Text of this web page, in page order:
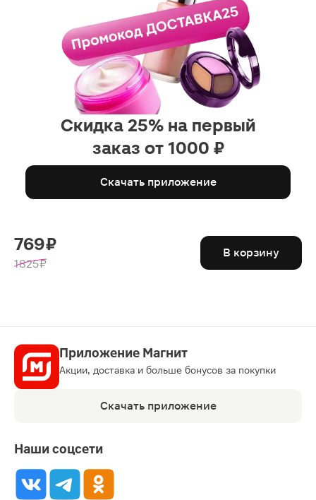
Скидка 25% на первый
заказ от 1000 ₽
Скачать приложение
769 ₽
1825 ₽
В корзину
Приложение Магнит
Акции, доставка и больше бонусов за покупки
Скачать приложение
Наши соцсети